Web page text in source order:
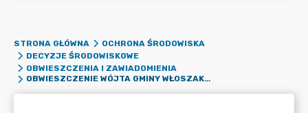
STRONA GŁÓWNA
OCHRONA ŚRODOWISKA
DECYZJE ŚRODOWISKOWE
OBWIESZCZENIA I ZAWIADOMIENIA
OBWIESZCZENIE WÓJTA GMINY WŁOSZAKOWICE DOTYCZĄCE ZAWIADOMIENIA STRON O WYZNACZENIU NOWEGO TERMINU ZAŁATWIENIA SPRAWY O WYDANIE DECYZJI O ŚRODOWISKOWYCH UWARUNKOWANIACH DLA PRZEDSIĘWZIĘCIA PN.: „BUDOWA STACJI PALIW PŁYNNYCH WE WŁOSZAKOWICACH PRZY PLACU 21 PAŹDZIERNIKA 1 (RONDO JANA PAWŁA II), NA DZIAŁKACH OZNACZONYCH NUMERAMI EWID. GRUNTÓW 709/8 I 709/6 (CZĘŚĆ DZIAŁKI), OBRĘB WŁOSZAKOWICE, GMINA WŁOSZAKOWICE”.